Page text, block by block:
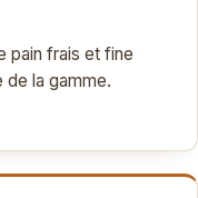
pain frais et fine
la gamme.